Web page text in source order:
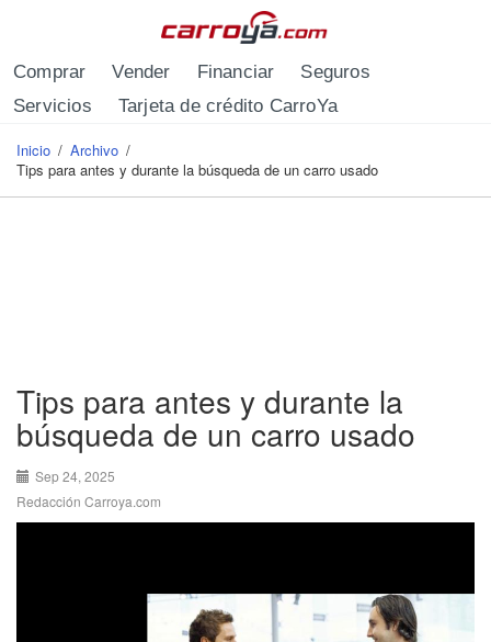
Comprar Vender Financiar
Seguros
Servicios
Tarjeta de crédito CarroYa
Se encuentra usted aquí
Inicio / Archivo /
Tips para antes y durante la búsqueda de un carro usado
Tips para antes y durante la
búsqueda de un carro usado
Sep 24, 2025
Redacción Carroya.com